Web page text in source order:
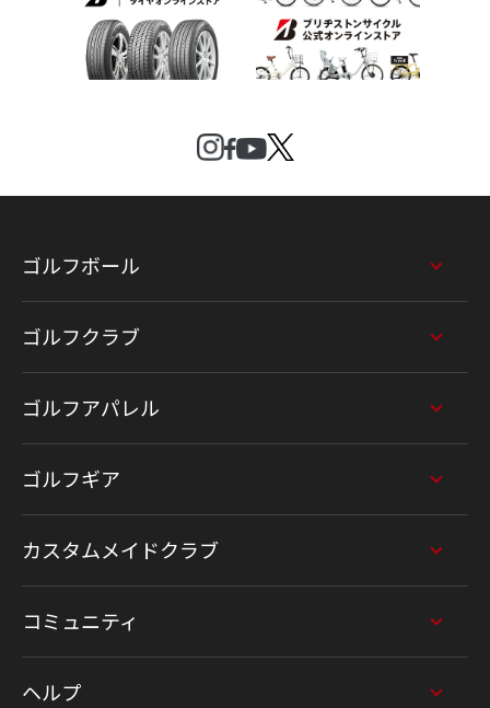
ゴルフボール
ゴルフクラブ
ゴルフアパレル
ゴルフギア
カスタムメイドクラブ
コミュニティ
ヘルプ